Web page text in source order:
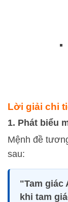
Lời giải chi
1. Phát biểu
Mệnh đề
sau:
"Tam giác
khi tam